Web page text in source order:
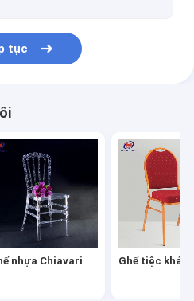
gỉ
tục
nhựa Chiavari Ghế tiệc